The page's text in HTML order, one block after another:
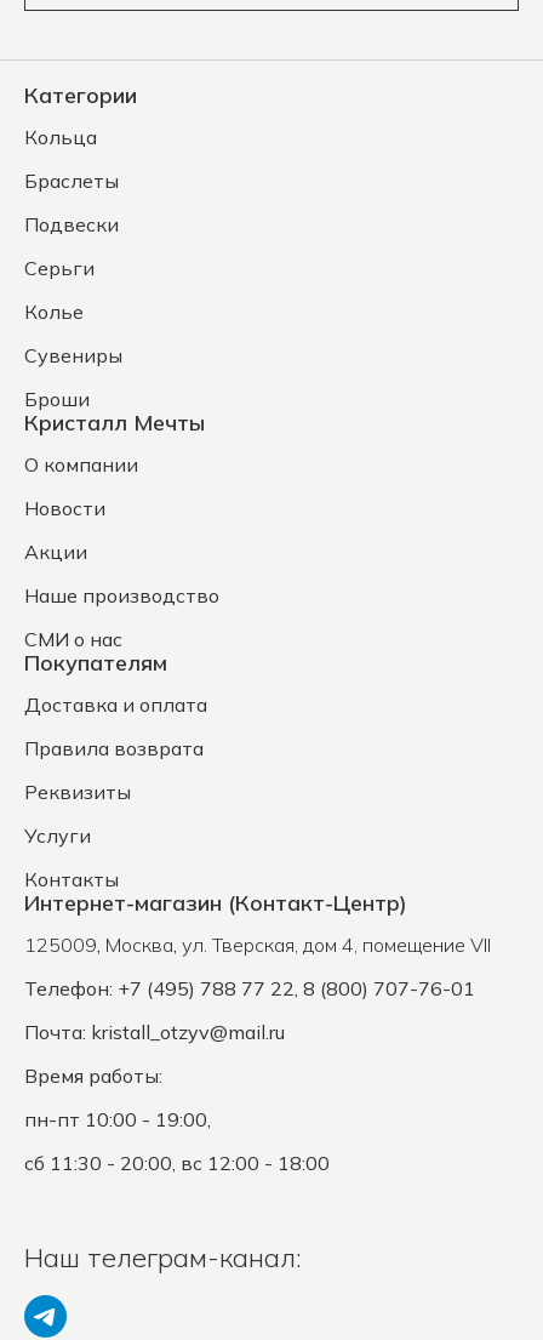
Категории
Кольца
Браслеты
Подвески
Серьги
Колье
Сувениры
Броши
Кристалл Мечты
О компании
Новости
Акции
Наше производство
СМИ о нас
Покупателям
Доставка и оплата
Правила возврата
Реквизиты
Услуги
Контакты
Интернет-магазин (Контакт-Центр)
125009, Москва, ул. Тверская, дом 4, помещение VII
Телефон: +7 (495) 788 77 22, 8 (800) 707-76-01
Почта: kristall_otzyv@mail.ru
Время работы:
пн-пт 10:00 - 19:00,
сб 11:30 - 20:00, вс 12:00 - 18:00
Наш телеграм-канал: